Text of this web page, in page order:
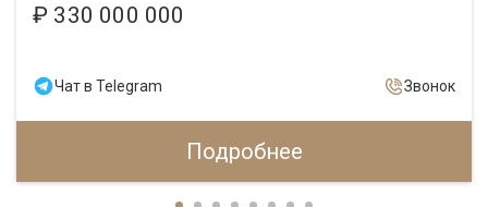
₽ 330 000 000
Чат в Telegram Звонок
Подробнее